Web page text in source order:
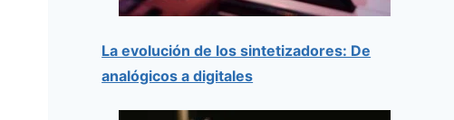
La evolución de los sintetizadores: De
analógicos a digitales